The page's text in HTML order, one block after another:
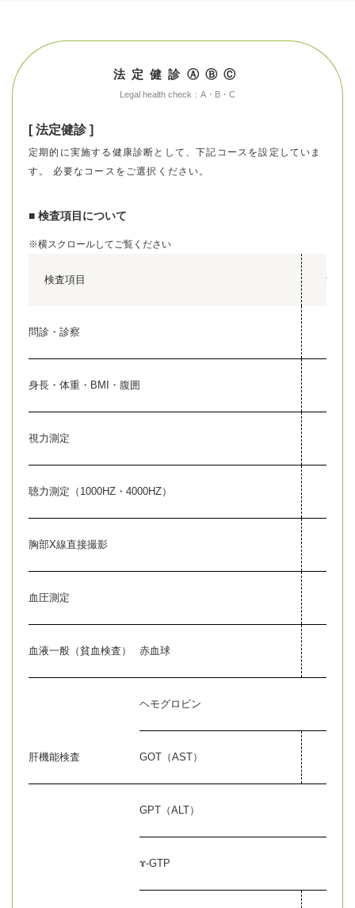
法定健診ⒶⒷⒸ
Legal health check：A・B・C
[ 法定健診 ]
定期的に実施する健康診断として、下記コースを設定していま
す。 必要なコースをご選択ください。
■ 検査項目について
※横スクロールしてご覧ください
検査項目 法定
問診・診察
身長・体重・BMI・腹囲
視力測定
聴力測定（1000HZ・4000HZ）
胸部X線直接撮影
血圧測定
血液一般（貧血検査） 赤血球
ヘモグロビン
肝機能検査 GOT（AST）
GPT（ALT）
ɤ-GTP